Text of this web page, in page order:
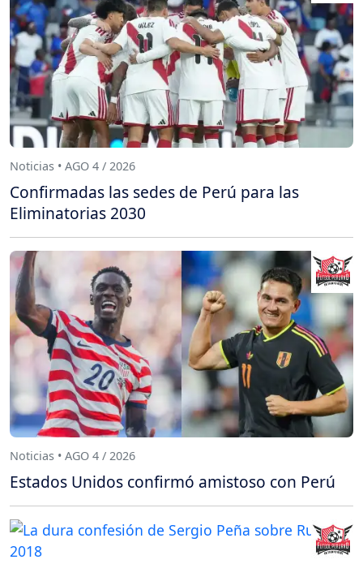
Noticias • AGO 4 / 2026
Confirmadas las sedes de Perú para las
Eliminatorias 2030
Noticias • AGO 4 / 2026
Estados Unidos confirmó amistoso con Perú